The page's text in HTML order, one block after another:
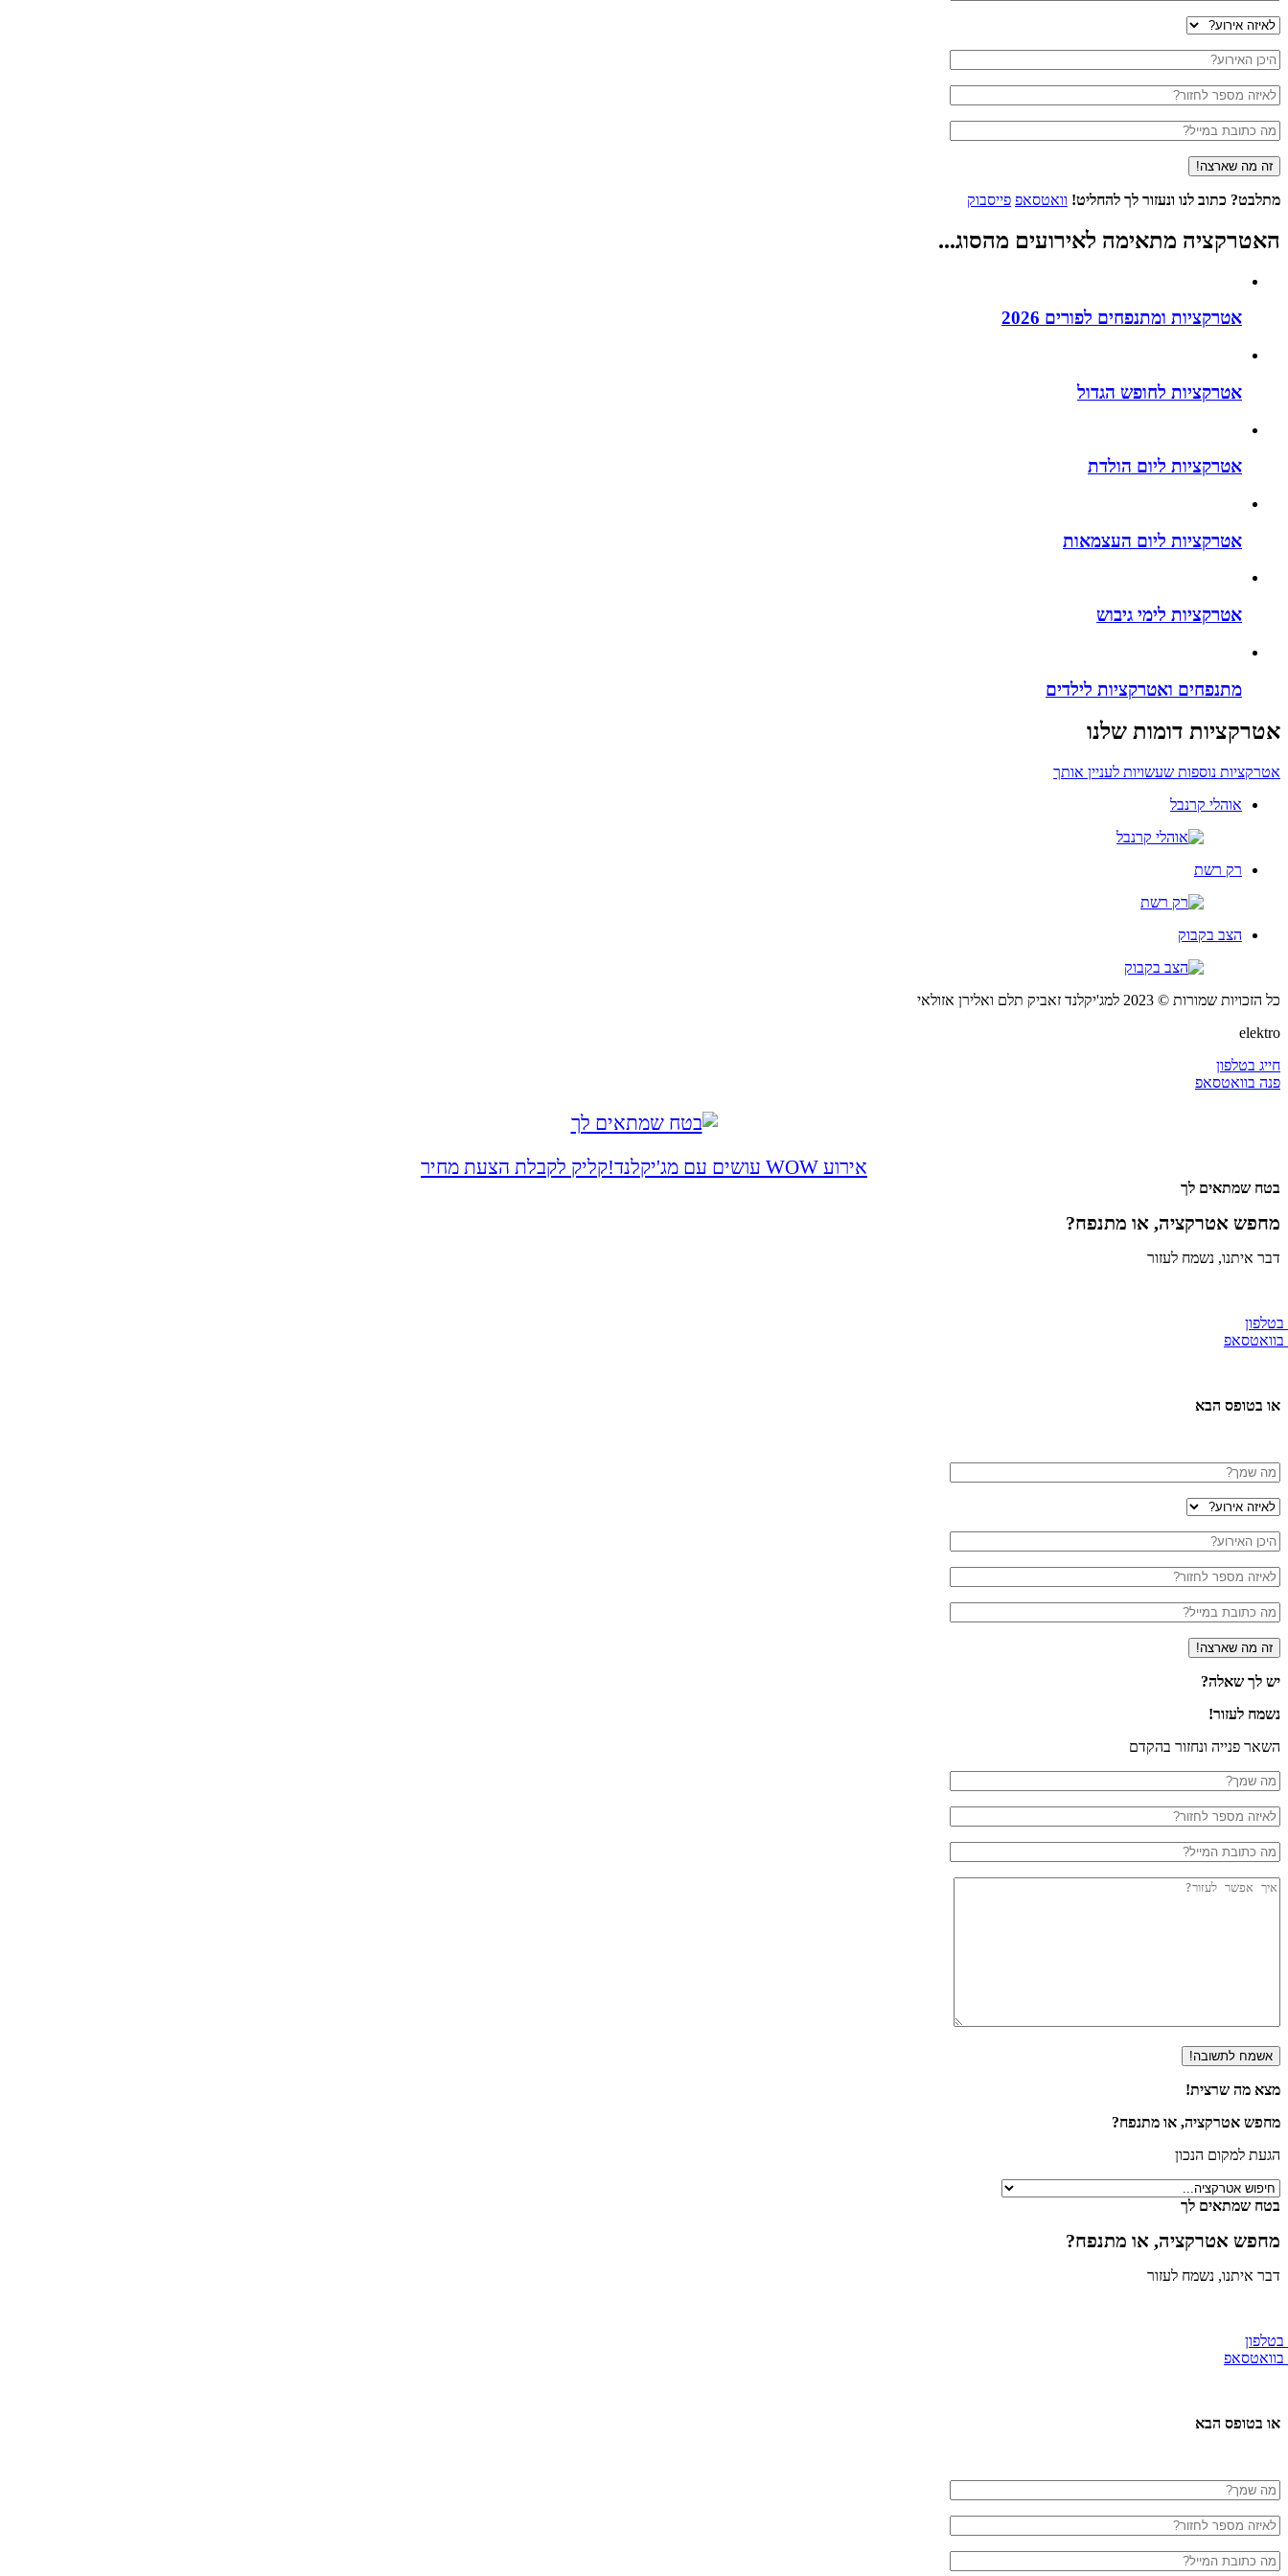
מתלבט? כתוב לנו ונעזור לך להחליט! וואטסאפ פייסבוק
האטרקציה מתאימה לאירועים מהסוג...
אטרקציות ומתנפחים לפורים 2026
אטרקציות לחופש הגדול
אטרקציות ליום הולדת
אטרקציות ליום העצמאות
אטרקציות לימי גיבוש
מתנפחים ואטרקציות לילדים
אטרקציות דומות שלנו
אטרקציות נוספות שעשויות לעניין אותך
אוהלי קרנבל
רק רשת
הצב בקבוק
כל הזכויות שמורות © 2023 למג'יקלנד זאביק תלם ואלירן אזולאי
elektro
חייג בטלפון
פנה בוואטסאפ
אירוע WOW עושים עם מג'יקלנד! קליק לקבלת הצעת מחיר
בטח שמתאים לך
מחפש אטרקציה, או מתנפח?
דבר איתנו, נשמח לעזור
בטלפון
בוואטסאפ
או בטופס הבא
יש לך שאלה?
נשמח לעזור!
השאר פנייה ונחזור בהקדם
מצא מה שרצית!
מחפש אטרקציה, או מתנפח?
הגעת למקום הנכון
בטח שמתאים לך
מחפש אטרקציה, או מתנפח?
דבר איתנו, נשמח לעזור
בטלפון
בוואטסאפ
או בטופס הבא